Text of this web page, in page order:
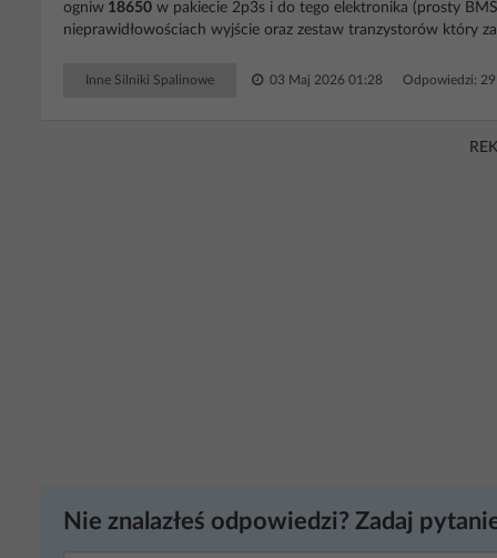
ogniw 18650 w pakiecie 2p3s i do tego elektronika (prosty
nieprawidłowościach wyjście oraz zestaw tranzystorów który
Inne Silniki Spalinowe 03 Maj 2026 01:28 Odpowiedzi:
Nie znalazłeś odpowiedzi? Zadaj